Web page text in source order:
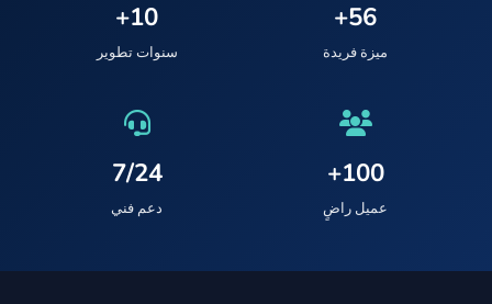
56+
ميزة فريدة
10+
سنوات تطوير
100+
عميل راضٍ
7/24
دعم فني